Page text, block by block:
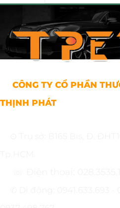
CÔNG TY CỔ PHẦN
THỊNH PHÁT